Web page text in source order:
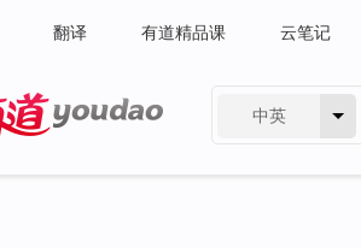
翻译 有道精品课 云笔记
中英